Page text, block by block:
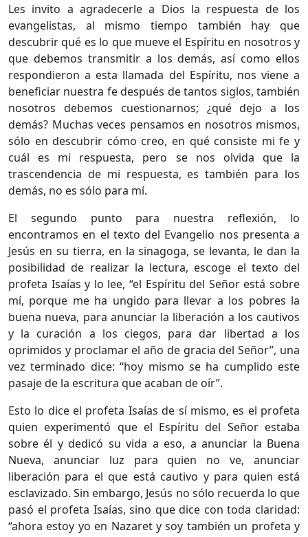
Les invito a agradecerle a Dios la respuesta de los
evangelistas, al mismo tiempo también hay que
descubrir qué es lo que mueve el Espíritu en nosotros y
que debemos transmitir a los demás, así como ellos
respondieron a esta llamada del Espíritu, nos viene a
beneficiar nuestra fe después de tantos siglos, también
nosotros debemos cuestionarnos; ¿qué dejo a los
demás? Muchas veces pensamos en nosotros mismos,
sólo en descubrir cómo creo, en qué consiste mi fe y
cuál es mi respuesta, pero se nos olvida que la
trascendencia de mi respuesta, es también para los
demás, no es sólo para mí.
El segundo punto para nuestra reflexión, lo
encontramos en el texto del Evangelio nos presenta a
Jesús en su tierra, en la sinagoga, se levanta, le dan la
posibilidad de realizar la lectura, escoge el texto del
profeta Isaías y lo lee, “el Espíritu del Señor está sobre
mí, porque me ha ungido para llevar a los pobres la
buena nueva, para anunciar la liberación a los cautivos
y la curación a los ciegos, para dar libertad a los
oprimidos y proclamar el año de gracia del Señor”, una
vez terminado dice: “hoy mismo se ha cumplido este
pasaje de la escritura que acaban de oír”.
Esto lo dice el profeta Isaías de sí mismo, es el profeta
quien experimentó que el Espíritu del Señor estaba
sobre él y dedicó su vida a eso, a anunciar la Buena
Nueva, anunciar luz para quien no ve, anunciar
liberación para el que está cautivo y para quien está
esclavizado. Sin embargo, Jesús no sólo recuerda lo que
pasó el profeta Isaías, sino que dice con toda claridad:
“ahora estoy yo en Nazaret y soy también un profeta y